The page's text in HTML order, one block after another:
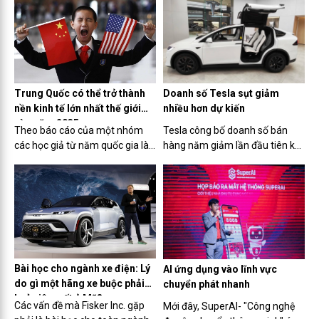
hàng hóa và cảnh báo áp thuế
quan từ Mỹ.
có công văn số 71/CV-VPSA
ngày 2/4/2024 gửi Văn phòng
Chính phủ đề nghị tháo gỡ cho...
Trung Quốc có thể trở thành
nền kinh tế lớn nhất thế giới
vào năm 2035 ​
Theo báo cáo của một nhóm
các học giả từ năm quốc gia là
Trung Quốc được công bố tại
một hội thảo quốc tế vừa qua,
GDP của Trung Quốc ước tính
vượt Mỹ vào năm 2035.
Doanh số Tesla sụt giảm
nhiều hơn dự kiến
Tesla công bố doanh số bán
hàng năm giảm lần đầu tiên kể
do sự cạnh tranh gia tăng về xe
điện từ các nhà sản xuất ô tô
Trung Quốc và phương Tây đã
làm giảm nhu cầu.
Bài học cho ngành xe điện: Lý
do gì một hãng xe buộc phải
huỷ niêm yết ở Mỹ?
Các vấn đề mà Fisker Inc. gặp
AI ứng dụng vào lĩnh vực
chuyển phát nhanh
Mới đây, SuperAI- "Công nghệ